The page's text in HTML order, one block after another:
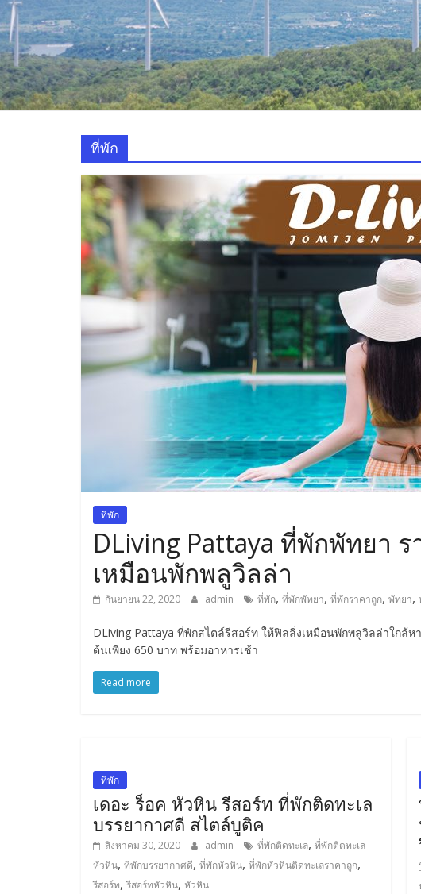
กิน
ที่พัก
มากมาย
เว็บ
เที่ยว
รีวิว
การ
เดิน
ทาง
สถาน
ที่
ท่อง
เที่ยว
เที่ยว
ที่
กิน
ที่พัก
ที่พัก
DLiving Pattaya ที่พักพัทยา
เหมือนพักพลูวิลล่า
กันยายน 22, 2020 admin ที่พัก, ที่พักพัทยา, ที่พักราคาถูก, พัทยา,
DLiving Pattaya ที่พักสไตล์รีสอร์ท ให้ฟิลลิ่งเหมือนพักพลูวิลล่าใกล้ห
ต้นเพียง 650 บาท พร้อมอาหารเช้า
Read more
ที่พัก
เดอะ ร็อค หัวหิน รีสอร์ท ที่พักติดทะเล
บรรยากาศดี สไตล์บูติค
สิงหาคม 30, 2020 admin ที่พักติดทะเล, ที่พักติดทะเล
หัวหิน, ที่พักบรรยากาศดี, ที่พักหัวหิน, ที่พักหัวหินติดทะเลราคาถูก,
รีสอร์ท,รีสอร์ทหัวหิน, หัวหิน